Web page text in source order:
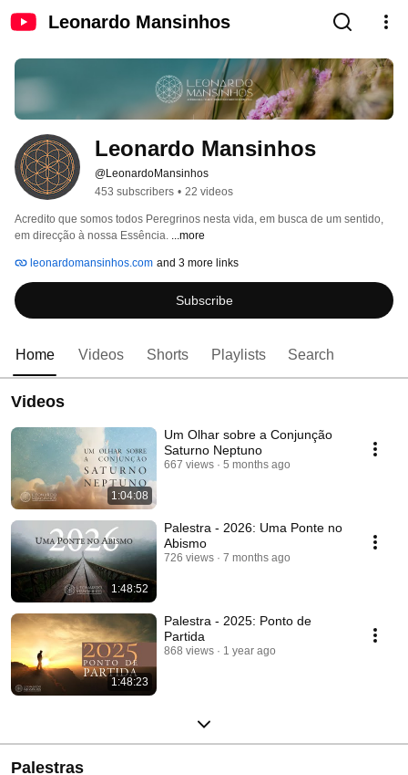
Leonardo Mansinhos
Leonardo Mansinhos
@LeonardoMansinhos
453 subscribers • 22 videos
Acredito que somos todos Peregrinos nesta vida, em busca de um sentido,
em direcção à nossa Essência. ...more
leonardomansinhos.com and 3 more links
Subscribe
Home Videos Shorts Playlists Search
Videos
1:04:08
Um Olhar sobre a Conjunção
Saturno Neptuno
667 views 5 months ago
1:48:52
Palestra - 2026: Uma Ponte no
Abismo
726 views 7 months ago
1:48:23
Palestra - 2025: Ponto de
Partida
868 views 1 year ago
Palestras